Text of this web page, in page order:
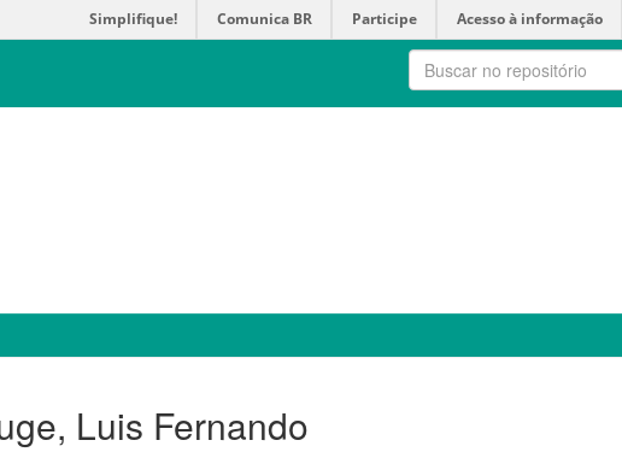
Simplifique! Comunica BR Participe Acesso à informação
Luis Fernando